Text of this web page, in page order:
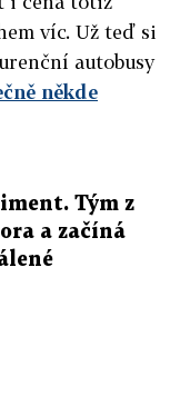
víc. Už teď si
autobusy
někde
Tým z
a začíná